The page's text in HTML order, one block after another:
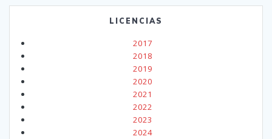
LICENCIAS
2017
2018
2019
2020
2021
2022
2023
2024